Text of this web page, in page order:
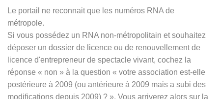
Le portail ne reconnait que les numéros RNA de
métropole.
Si vous possédez un RNA non-métropolitain et souhaitez
déposer un dossier de licence ou de renouvellement de
licence d'entrepreneur de spectacle vivant, cochez la
réponse « non » à la question « votre association est-elle
postérieure à 2009 (ou antérieure à 2009 mais a subi des
modifications depuis 2009) ? ». Vous arriverez alors sur la